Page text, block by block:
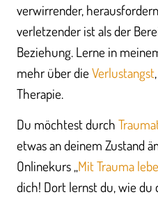
verwirrender,
verletzender ist als der
Beziehung. Lerne in
mehr über die Verlustangst
Therapie.
Du möchtest durch
etwas an deinem Zustand
Onlinekurs „Mit Trauma
dich! Dort lernst du, wie du